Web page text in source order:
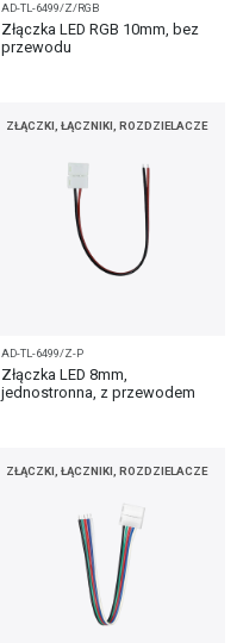
AD-TL-6499/Z/RGB
Złączka LED RGB 10mm, bez
przewodu
ZŁĄCZKI, ŁĄCZNIKI, ROZDZIELACZE
AD-TL-6499/Z-P
Złączka LED 8mm,
jednostronna, z przewodem
ZŁĄCZKI, ŁĄCZNIKI, ROZDZIELACZE